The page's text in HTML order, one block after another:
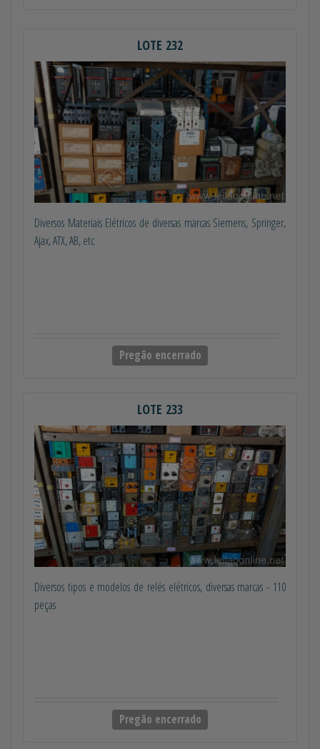
LOTE 232
Diversos Materiais Elétricos de diversas marcas Siemens, Springer,
Ajax, ATX, AB, etc
Pregão encerrado
LOTE 233
Diversos tipos e modelos de relés elétricos, diversas marcas - 110
peças
Pregão encerrado